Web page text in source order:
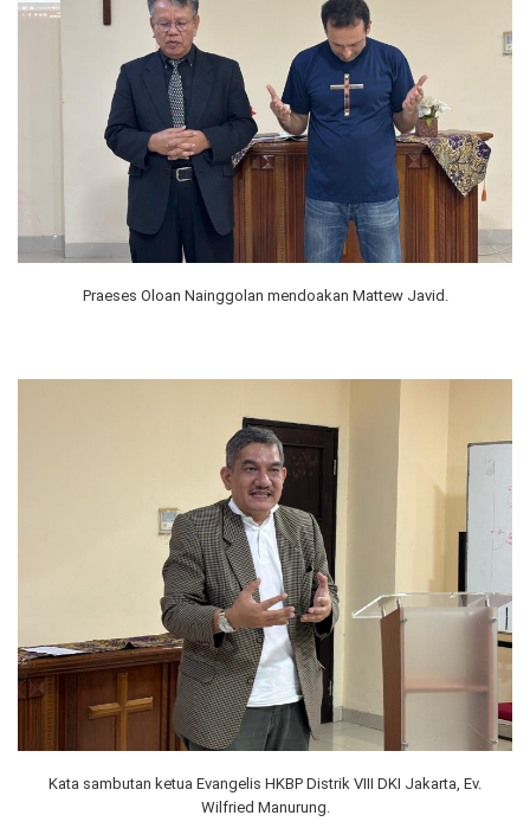
Praeses Oloan Nainggolan mendoakan Mattew Javid.
Kata sambutan ketua Evangelis HKBP Distrik VIII DKI Jakarta, Ev.
Wilfried Manurung.